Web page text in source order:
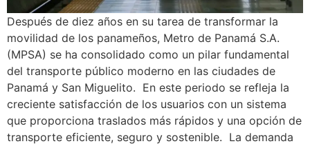
Después de diez años en su tarea de transformar la
movilidad de los panameños, Metro de Panamá S.A.
(MPSA) se ha consolidado como un pilar fundamental
del transporte público moderno en las ciudades de
Panamá y San Miguelito. En este periodo se refleja la
creciente satisfacción de los usuarios con un sistema
que proporciona traslados más rápidos y una opción de
transporte eficiente, seguro y sostenible. La demanda